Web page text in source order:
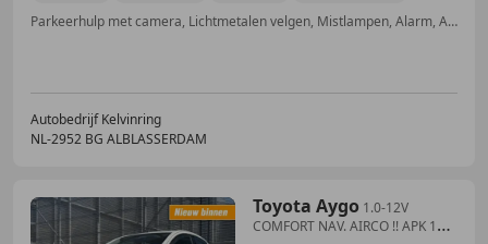
Parkeerhulp met camera, Lichtmetalen velgen, Mistlampen, Alarm, Automatische klimaatregeling, Getinte ramen, Airconditioning, Android Auto
Autobedrijf Kelvinring
NL-2952 BG ALBLASSERDAM
Toyota Aygo 1.0-12V
COMFORT NAV. AIRCO !! APK 10-